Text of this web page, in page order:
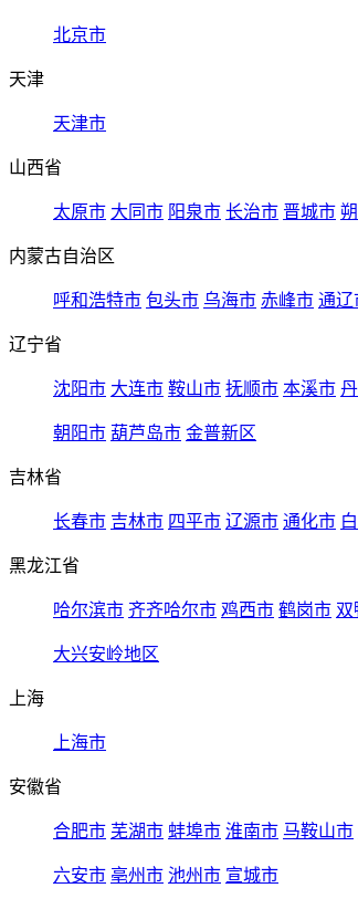
北京市
天津
天津市
山西省
太原市 大同市 阳泉市 长治市 晋城市
内蒙古自治区
呼和浩特市 包头市 乌海市 赤峰市 通辽
辽宁省
沈阳市 大连市 鞍山市 抚顺市 本溪市
朝阳市 葫芦岛市 金普新区
吉林省
长春市 吉林市 四平市 辽源市 通化市
黑龙江省
哈尔滨市 齐齐哈尔市 鸡西市 鹤岗市 双
大兴安岭地区
上海
上海市
安徽省
合肥市 芜湖市 蚌埠市 淮南市 马鞍山市
六安市 亳州市 池州市 宣城市